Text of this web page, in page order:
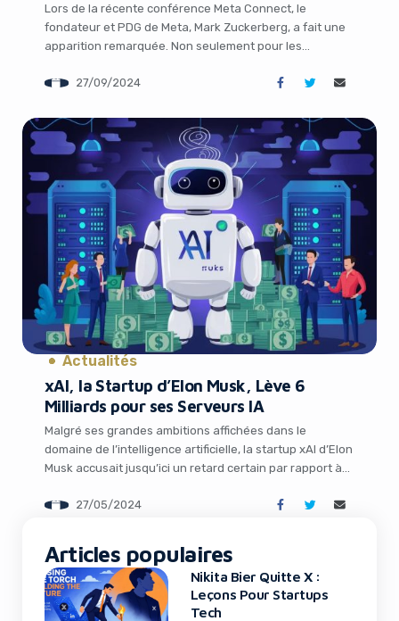
Lors de la récente conférence Meta Connect, le
fondateur et PDG de Meta, Mark Zuckerberg, a fait une
apparition remarquée. Non seulement pour les
d’intelligence artificielle de l’entreprise, mais aussi pour
Zuckerberg arborait un t-shirt noir sobre orné d’une
phrase en latin […]
27/09/2024
Actualités
xAI, la Startup d’Elon Musk, Lève 6
Milliards pour ses Serveurs IA
Malgré ses grandes ambitions affichées dans le
domaine de l’intelligence artificielle, la startup xAI d’Elon
Musk accusait jusqu’ici un retard certain par rapport à
changer suite à l’annonce d’une levée de fonds
27/05/2024
Articles populaires
Nikita Bier Quitte X :
Leçons Pour Startups
Tech
It looks like you're
using an ad-blocker!
Yes, I will turn off Ad-Blocker